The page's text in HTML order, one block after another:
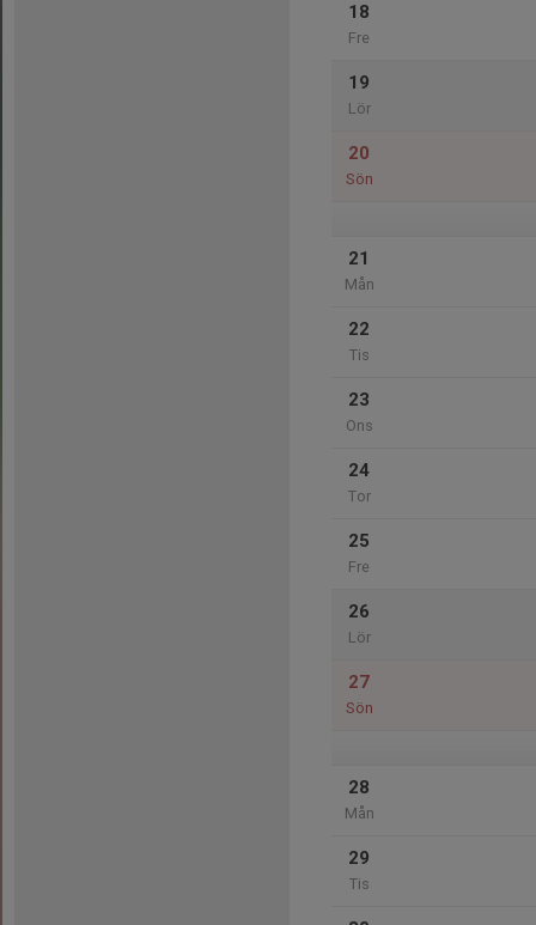
18
Fre
19
Lör
20
Sön
21
Mån
22
Tis
23
Ons
24
Tor
25
Fre
26
Lör
27
Sön
28
Mån
29
Tis